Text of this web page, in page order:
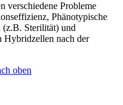
verschiedene Probleme
Phänotypische
(z.B. Sterilität) und
Hybridzellen nach der
oben